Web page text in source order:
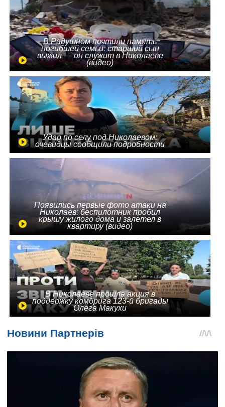
В Радушном почтили память
погибшей семьи: старший сын
выжил — он служит в Николаеве
(видео)
Удар по селу под Николаевом:
очевидцы сообщили подробности
Появились первые фото атаки на
Николаев: беспилотник пробил
крышу жилого дома и залетел в
квартиру (видео)
В Николаеве прошла акция в
поддержку комбрига 123-й бригады
Олега Макухи